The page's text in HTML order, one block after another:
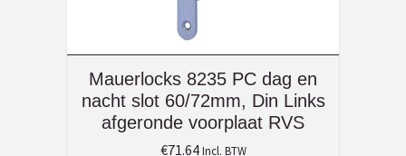
Mauerlocks 8235 PC dag en
nacht slot 60/72mm, Din Links
afgeronde voorplaat RVS
€71.64 Incl. BTW